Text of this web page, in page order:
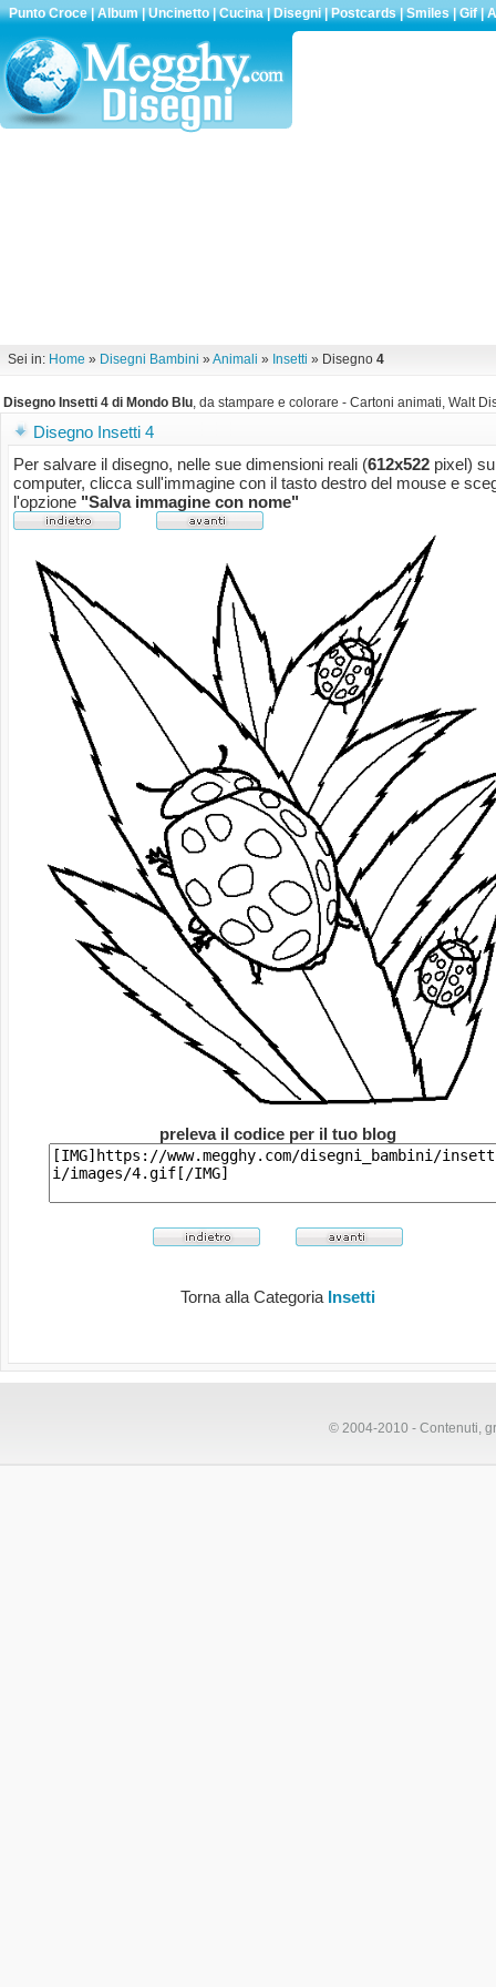
Punto Croce|Album|Uncinetto|Cucina|Disegni|Postcards|Smiles|Gif|
Sei in: Home » Disegni Bambini »Animali » Insetti » Disegno 4
Disegno Insetti 4 di Mondo Blu, da stampare e colorare - Cartoni animati, Walt
Disegno Insetti 4
Per salvare il disegno, nelle sue dimensioni reali (612x522 pixel)
computer, clicca sull'immagine con il tasto destro del mouse e
l'opzione "Salva immagine con nome"
preleva il codice per il tuo blog
Torna alla Categoria Insetti
© 2004-2010 - Contenuti,